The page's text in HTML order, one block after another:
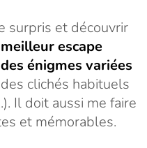
surpris et découvrir
escape
énigmes variées
clichés habituels
Il doit aussi me faire
et mémorables.